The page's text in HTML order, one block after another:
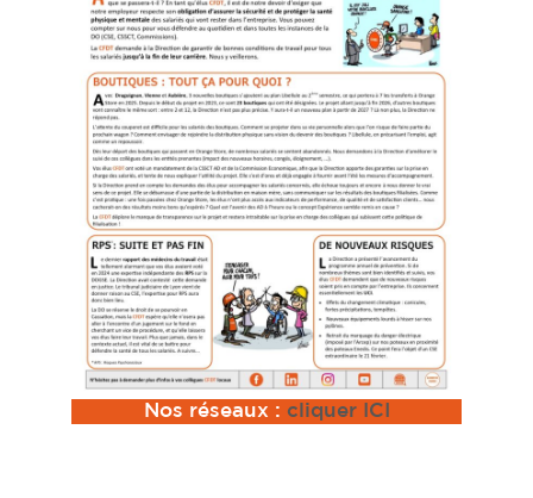
Nos réseaux : cliquer ICI